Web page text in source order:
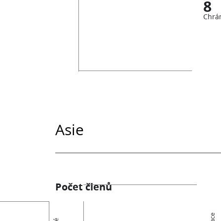
8
Asie
Počet členů